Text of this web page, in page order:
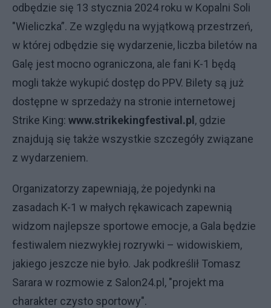
odbędzie się 13 stycznia 2024 roku w Kopalni Soli
"Wieliczka”. Ze względu na wyjątkową przestrzeń,
w której odbędzie się wydarzenie, liczba biletów na
Galę jest mocno ograniczona, ale fani K-1 będą
mogli także wykupić dostęp do PPV. Bilety są już
dostępne w sprzedaży na stronie internetowej
Strike King: www.strikekingfestival.pl, gdzie
znajdują się także wszystkie szczegóły związane
z wydarzeniem.
Organizatorzy zapewniają, że pojedynki na
zasadach K-1 w małych rękawicach zapewnią
widzom najlepsze sportowe emocje, a Gala będzie
festiwalem niezwykłej rozrywki – widowiskiem,
jakiego jeszcze nie było. Jak podkreślił Tomasz
Sarara w rozmowie z Salon24.pl, "projekt ma
charakter czysto sportowy".